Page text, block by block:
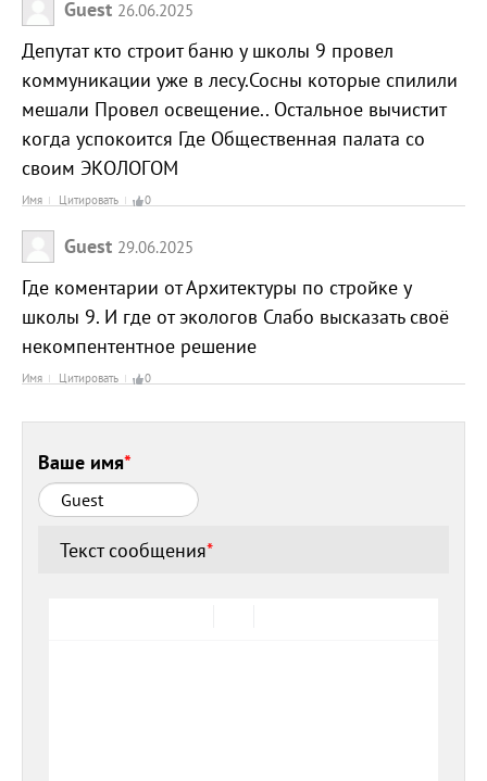
Guest 26.06.2025
Депутат кто строит баню у школы 9 провел
коммуникации уже в лесу.Сосны которые спилили
мешали Провел освещение.. Остальное вычистит
когда успокоится Где Общественная палата со
своим ЭКОЛОГОМ
Имя Цитировать 0
Guest 29.06.2025
Где коментарии от Архитектуры по стройке у
школы 9. И где от экологов Слабо высказать своё
некомпентентное решение
Имя Цитировать 0
Ваше имя*
Текст сообщения*